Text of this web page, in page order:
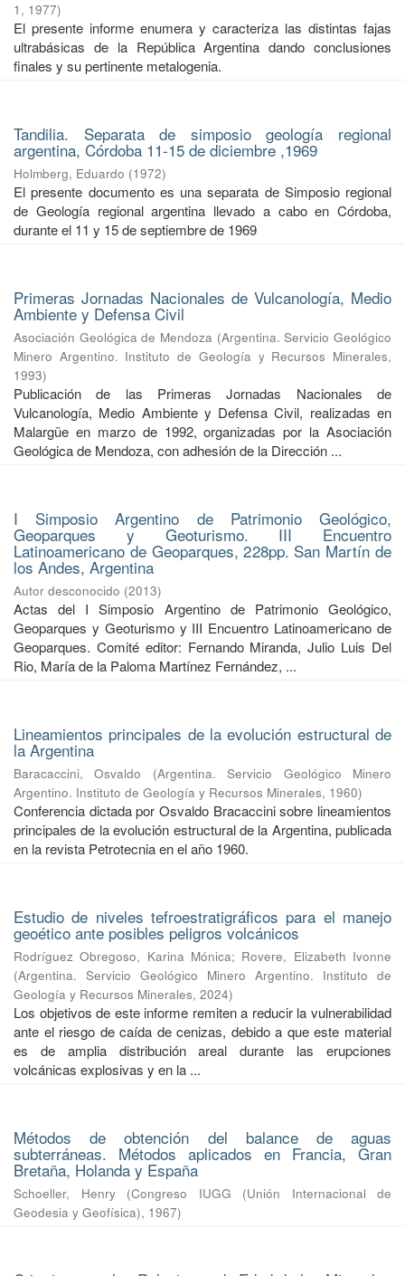
1 , 1977)
El presente informe enumera y caracteriza las distintas fajas
ultrabásicas de la República Argentina dando conclusiones
finales y su pertinente metalogenia.
Tandilia. Separata de simposio geología regional
argentina, Córdoba 11-15 de diciembre ,1969
Holmberg, Eduardo (1972)
El presente documento es una separata de Simposio regional
de Geología regional argentina llevado a cabo en Córdoba,
durante el 11 y 15 de septiembre de 1969
Primeras Jornadas Nacionales de Vulcanología, Medio
Ambiente y Defensa Civil
Asociación Geológica de Mendoza (Argentina. Servicio Geológico
Minero Argentino. Instituto de Geología y Recursos Minerales,
1993)
Publicación de las Primeras Jornadas Nacionales de
Vulcanología, Medio Ambiente y Defensa Civil, realizadas en
Malargüe en marzo de 1992, organizadas por la Asociación
Geológica de Mendoza, con adhesión de la Dirección ...
I Simposio Argentino de Patrimonio Geológico,
Geoparques y Geoturismo. III Encuentro
Latinoamericano de Geoparques, 228pp. San Martín de
los Andes, Argentina
Autor desconocido (2013)
Actas del I Simposio Argentino de Patrimonio Geológico,
Geoparques y Geoturismo y III Encuentro Latinoamericano de
Geoparques. Comité editor: Fernando Miranda, Julio Luis Del
Rio, María de la Paloma Martínez Fernández, ...
Lineamientos principales de la evolución estructural de
la Argentina
Baracaccini, Osvaldo (Argentina. Servicio Geológico Minero
Argentino. Instituto de Geología y Recursos Minerales, 1960)
Conferencia dictada por Osvaldo Bracaccini sobre lineamientos
principales de la evolución estructural de la Argentina, publicada
en la revista Petrotecnia en el año 1960.
Estudio de niveles tefroestratigráficos para el manejo
geoético ante posibles peligros volcánicos
Rodríguez Obregoso, Karina Mónica; Rovere, Elizabeth Ivonne
(Argentina. Servicio Geológico Minero Argentino. Instituto de
Geología y Recursos Minerales, 2024)
Los objetivos de este informe remiten a reducir la vulnerabilidad
ante el riesgo de caída de cenizas, debido a que este material
es de amplia distribución areal durante las erupciones
volcánicas explosivas y en la ...
Métodos de obtención del balance de aguas
subterráneas. Métodos aplicados en Francia, Gran
Bretaña, Holanda y España
Schoeller, Henry (Congreso IUGG (Unión Internacional de
Geodesia y Geofísica), 1967)